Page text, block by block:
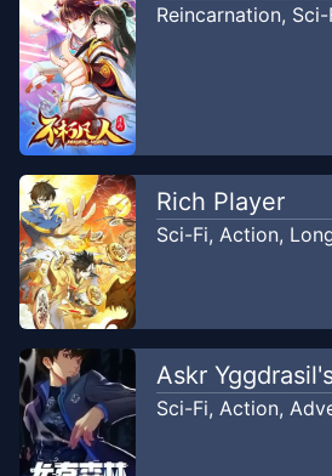
Reincarnation, Sci-
Rich Player
Sci-Fi, Action,
Askr
Sci-Fi, Action,